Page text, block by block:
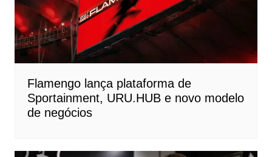
Flamengo lança plataforma de
Sportainment, URU.HUB e novo modelo
de negócios